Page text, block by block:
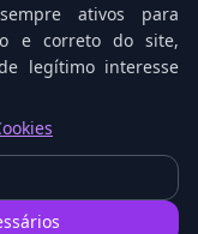
pode receber
1
ativos para
e correto do site,
legítimo interesse